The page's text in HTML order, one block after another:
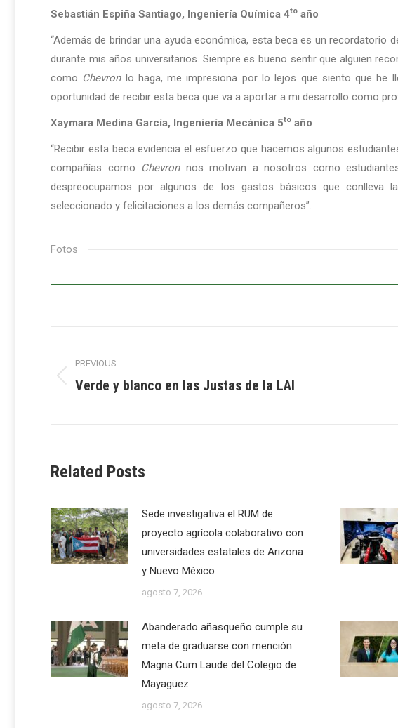
Sebastián Espiña Santiago, Ingeniería Química 4to año
“Además de brindar una ayuda económica, esta beca es un recordatorio
durante mis años universitarios. Siempre es bueno sentir que alguien
como Chevronlo haga, me impresiona por lo lejos que siento que he
oportunidad de recibir esta beca que va a aportar a mi desarrollo como
Xaymara Medina García, Ingeniería Mecánica 5to año
“Recibir esta beca evidencia el esfuerzo que hacemos algunos
compañías como
Chevronnos motivan a nosotros como
despreocupamos por algunos de los gastos básicos que conlleva
seleccionado y felicitaciones a los demás compañeros”.
Fotos
navigation
PREVIOUS
Previous
Verde y blanco en las Justas de la LAI
Related Posts
Sede investigativa el RUM de
proyecto agrícola colaborativo con
universidades estatales de Arizona
y Nuevo México
agosto 7, 2026
Abanderado añasqueño cumple su
meta de graduarse con mención
Magna Cum Laude del Colegio de
Mayagüez
agosto 7, 2026